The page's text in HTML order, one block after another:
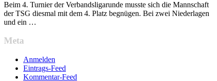
Beim 4. Turnier der Verbandsligarunde musste sich die Mannschaft
der TSG diesmal mit dem 4. Platz begnügen. Bei zwei Niederlagen
und ein …
Meta
Anmelden
Eintrags-Feed
Kommentar-Feed